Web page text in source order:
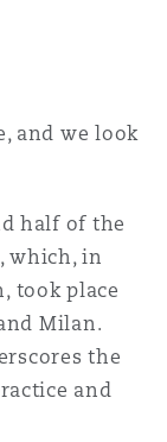
and we look
half of the
, which, in
took place
Milan.
the
and